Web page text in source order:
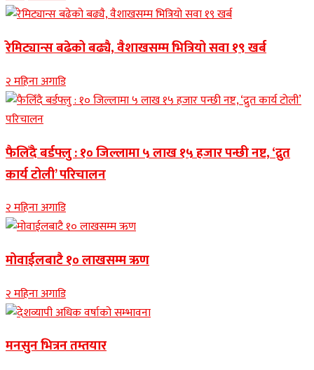
रेमिट्यान्स बढेको बढ्यै, वैशाखसम्म भित्रियो सवा १९ खर्ब
२ महिना अगाडि
फैलिँदै बर्डफ्लु : १० जिल्लामा ५ लाख १५ हजार पन्छी नष्ट, ‘द्रुत
कार्य टोली’ परिचालन
२ महिना अगाडि
मोवाईलबाटै १० लाखसम्म ऋण
२ महिना अगाडि
मनसुन भित्रन तम्तयार